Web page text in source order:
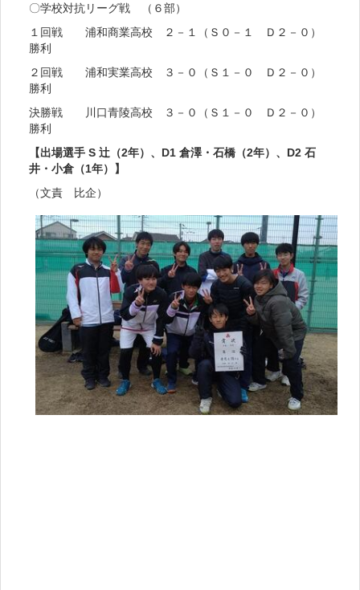
〇学校対抗リーグ戦 （６部）
１回戦 浦和商業高校 ２－１（Ｓ０－１ Ｄ２－０）
勝利
２回戦 浦和実業高校 ３－０（Ｓ１－０ Ｄ２－０）
勝利
決勝戦 川口青陵高校 ３－０（Ｓ１－０ Ｄ２－０）
勝利
【出場選手 S 辻（2年）、D1 倉澤・石橋（2年）、D2 石
井・小倉（1年）】
（文責 比企）